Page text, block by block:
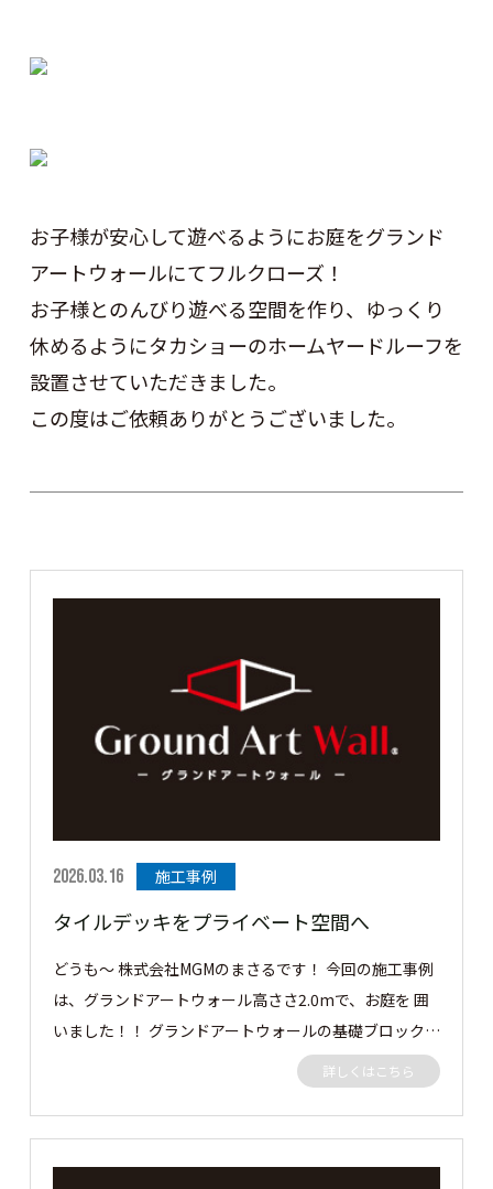
お子様が安心して遊べるようにお庭をグランド
アートウォールにてフルクローズ！
お子様とのんびり遊べる空間を作り、ゆっくり
休めるようにタカショーのホームヤードルーフを
設置させていただきました。
この度はご依頼ありがとうございました。
2026.03.16 施工事例
タイルデッキをプライベート空間へ
どうも～ 株式会社MGMのまさるです！ 今回の施工事例
は、グランドアートウォール高ささ2.0mで、お庭を 囲
いました！！ グランドアートウォールの基礎ブロック
をタイルデッキんｐ高さを超えるぐらいまで積みそこか
らグランドアートウォールを建てました。 外側からだ
と2.7mぐらいの高さにはなりますが日の光も入るし圧
詳しくはこちら